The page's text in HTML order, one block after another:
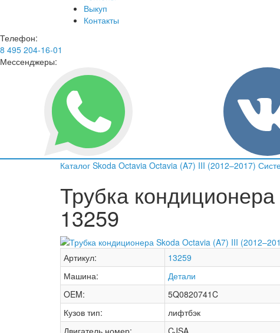
Выкуп
Контакты
Телефон:
8 495 204-16-01
Мессенджеры:
Каталог Skoda Octavia Octavia (A7) III (2012–2017)
Трубка
13259
Артикул:
13259
Машина:
Детали
OEM:
5Q0820741C
Кузов тип:
лифтбэк